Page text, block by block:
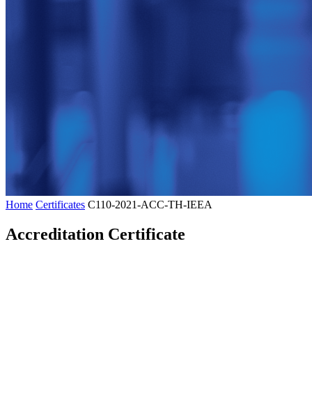
Home Certificates C110-2021-ACC-TH-IEEA
Accreditation Certificate